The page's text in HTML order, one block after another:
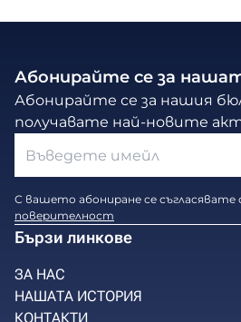
Абонирайте се за
Абонирайте се за нашия
получавате най-новите
С вашето абониране се
поверителност
Бързи линкове
ЗА НАС
НАШАТА ИСТОРИЯ
КОНТАКТИ